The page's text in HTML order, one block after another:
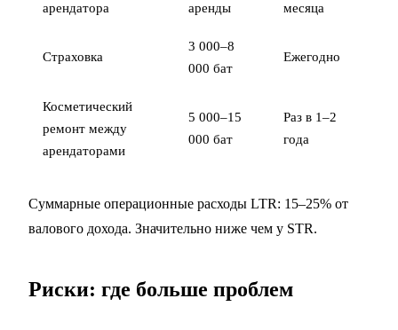
арендатора
аренды
месяца
Страховка
3 000–8
000 бат
Ежегодно
Косметический
ремонт между
арендаторами
5 000–15
000 бат
Раз в 1–2
года
Суммарные операционные расходы LTR: 15–25% от
валового дохода. Значительно ниже чем у STR.
Риски: где больше проблем